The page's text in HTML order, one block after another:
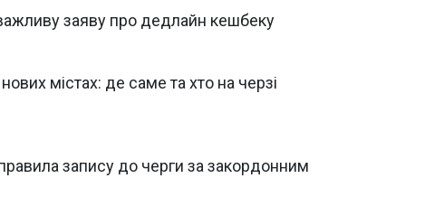
заяву про дедлайн кешбеку
містах: де саме та хто на черзі
запису до черги за закордонним